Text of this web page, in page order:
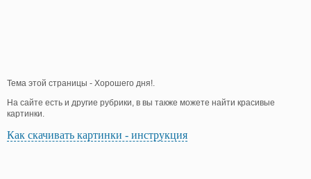
Тема этой страницы - Хорошего дня!.
На сайте есть и другие рубрики, в вы также можете найти красивые
картинки.
Как скачивать картинки - инструкция